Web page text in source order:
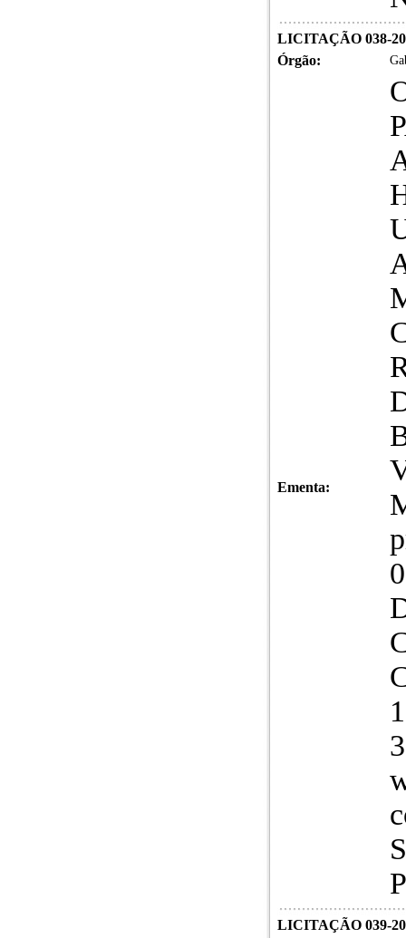
LICITAÇÃO 038-
Órgão:
Ementa:
LICITAÇÃO 039-